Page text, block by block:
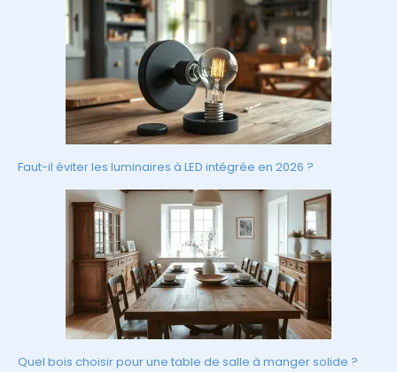
Faut-il éviter les luminaires à LED intégrée en 2026 ?
Quel bois choisir pour une table de salle à manger solide ?